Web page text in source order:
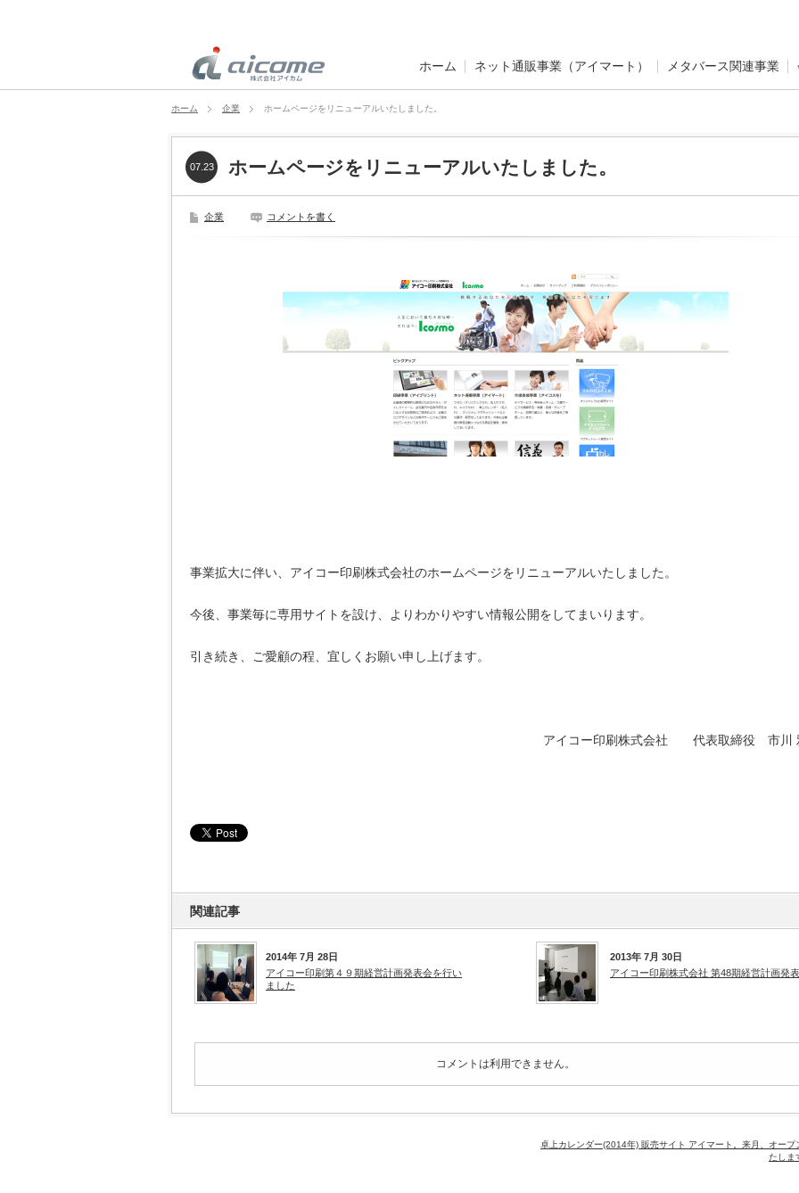
ホーム ネット通販事業（アイマート） メタバース関連事業
ホーム 企業 ホームページをリニューアルいたしました。
ホームページをリニューアルいたしました。
07.23
企業 コメントを書く
事業拡大に伴い、アイコー印刷株式会社のホームページをリニューアルいたしました。
今後、事業毎に専用サイトを設け、よりわかりやすい情報公開をしてまいります。
引き続き、ご愛顧の程、宜しくお願い申し上げます。
アイコー印刷株式会社 代表取締役 市川
関連記事
2014年 7月 28日
アイコー印刷第４９期経営計画発表会を行い
ました
2013年 7月 30日
アイコー印刷株式会社 第48期経営計画発
コメントは利用できません。
卓上カレンダー(2014年) 販売サイト アイマート。来月、オープ
たしま